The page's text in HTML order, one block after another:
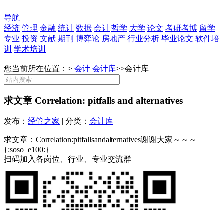
导航
经济 管理 金融 统计 数据 会计 哲学 大学 论文 考研考博 留学
专业 投资 文献 期刊 博弈论 房地产 行业分析 毕业论文 软件培
训 学术培训
您当前所在位置：> 会计 会计库>>会计库
求文章 Correlation: pitfalls and alternatives
发布： 经管之家 | 分类： 会计库
求文章：Correlation:pitfallsandalternatives谢谢大家～～～
{:soso_e100:}
扫码加入各岗位、行业、专业交流群